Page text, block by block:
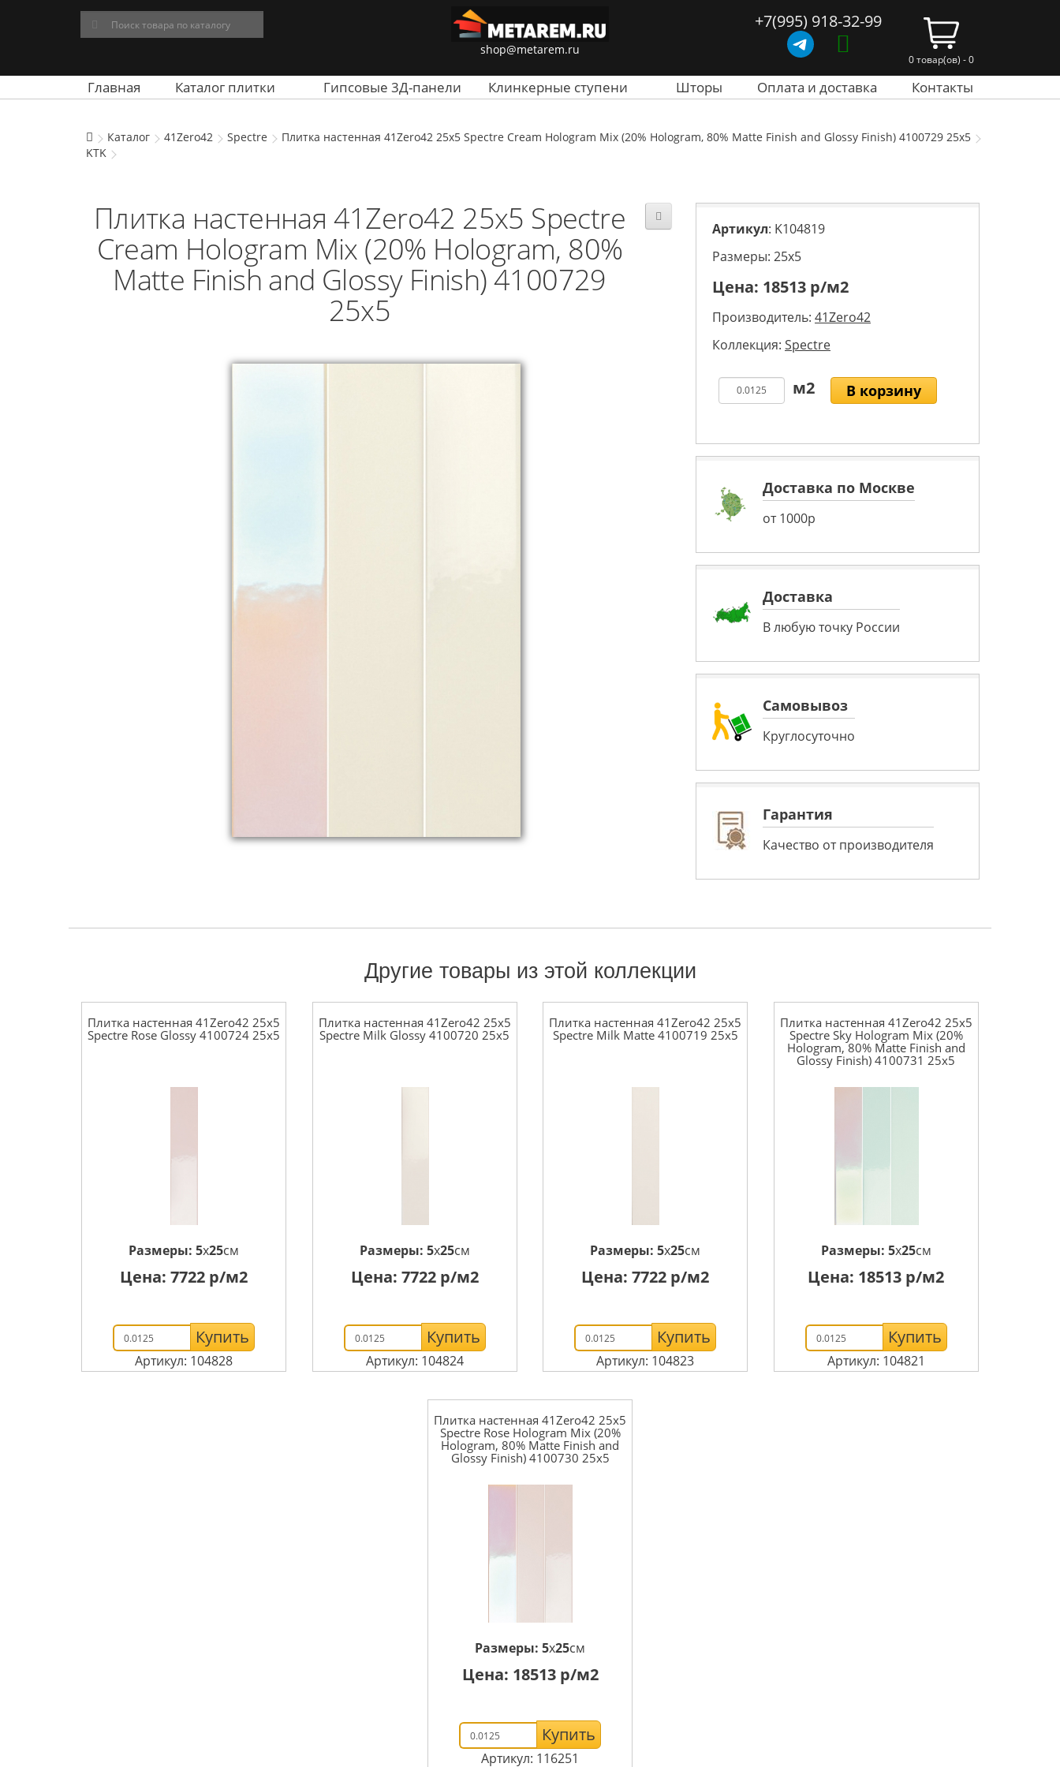
shop@metarem.ru
+7(995) 918-32-99
0 товар(ов) - 0
Главная Каталог плитки Гипсовые 3Д-панели Клинкерные ступени Шторы Оплата и доставка Контакты
Каталог 41Zero42 Spectre
Плитка настенная 41Zero42 25x5 Spectre Cream Hologram Mix (20% Hologram, 80% Matte Finish and Glossy Finish) 4100729 25x5
KTK
Плитка настенная 41Zero42 25x5 Spectre
Cream Hologram Mix (20% Hologram, 80%
Matte Finish and Glossy Finish) 4100729
25x5
Артикул: K104819
Размеры: 25х5
Цена: 18513 р/м2
Производитель: 41Zero42
Коллекция: Spectre
В корзину
Доставка по Москве
от 1000р
Доставка
В любую точку России
Самовывоз
Круглосуточно
Гарантия
Качество от производителя
Другие товары из этой коллекции
Плитка настенная 41Zero42 25x5
Spectre Rose Glossy 4100724 25x5
Размеры:5x25см
Цена:7722 р/м2
Купить
Артикул: 104828
Плитка настенная 41Zero42 25x5
Spectre Milk Glossy 4100720 25x5
Размеры: 5x25см
Цена: 7722р/м2
Купить
Артикул: 104824
Плитка настенная 41Zero42 25x5
Spectre Milk Matte 4100719 25x5
Размеры:5x25см
Цена:7722 р/м2
Купить
Артикул: 104823
Плитка настенная 41Zero42 25x5
Spectre Sky Hologram Mix (20%
Hologram, 80% Matte Finish and
Glossy Finish) 4100731 25x5
Размеры: 5x25см
Цена: 18513 р/м2
Купить
Артикул: 104821
Плитка настенная 41Zero42 25x5
Spectre Rose Hologram Mix (20%
Hologram, 80% Matte Finish and
Glossy Finish) 4100730 25x5
Размеры: 5x25см
Цена: 18513р/м2
Купить
Артикул: 116251